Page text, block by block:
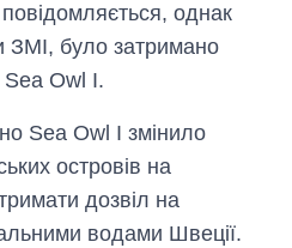
однак
ЗМІ, було затримано
Sea Owl I.
Sea Owl I змінило
островів на
дозвіл на
водами Швеції.
вступників на
бакалаврат,
магістратуру та
аспірантуру